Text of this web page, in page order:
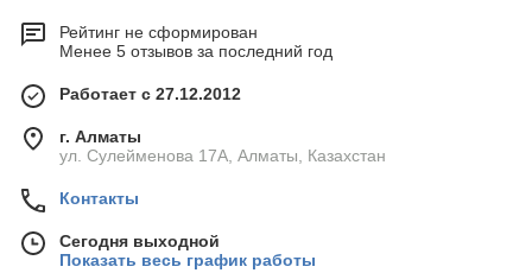
Рейтинг не сформирован
Менее 5 отзывов за последний год
Работает с 27.12.2012
г. Алматы
ул. Сулейменова 17А, Алматы, Казахстан
Контакты
Сегодня выходной
Показать весь график работы